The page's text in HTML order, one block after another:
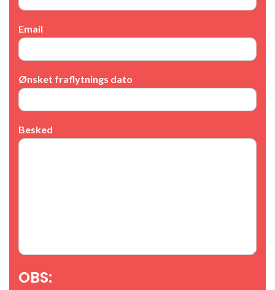
Email
Ønsket fraflytnings dato
Besked
OBS: